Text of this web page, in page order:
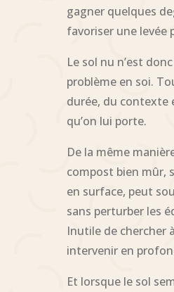
gagner quelques
favoriser une levée
Le sol nu n’est
problème en soi.
durée, du contexte
qu’on lui porte.
De la même
compost bien mûr,
en surface, peut
sans perturber les
Inutile de chercher
intervenir en
Et lorsque le sol